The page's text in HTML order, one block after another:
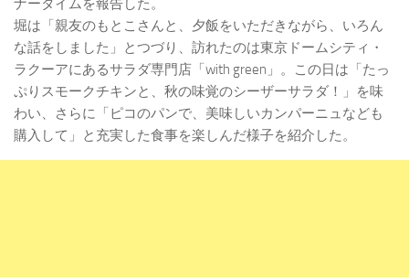
ナータイムを報告した。
堀は「親友のもとこさんと、夕飯をいただきながら、いろん
な話をしました」とつづり、訪れたのは東京ドームシティ・
ラクーアにあるサラダ専門店「with green」。この日は「たっ
ぷりスモークチキンと、秋の味覚のシーザーサラダ！」を味
わい、さらに「ピコのパンで、美味しいカンパーニュなども
購入して」と充実した食事を楽しんだ様子を紹介した。